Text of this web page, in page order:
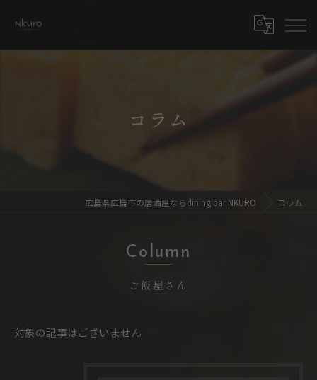
コラム
広島県広島市の居酒屋ならdining bar NKURO コラム
Column
ご飯屋さん
対象の記事はございません